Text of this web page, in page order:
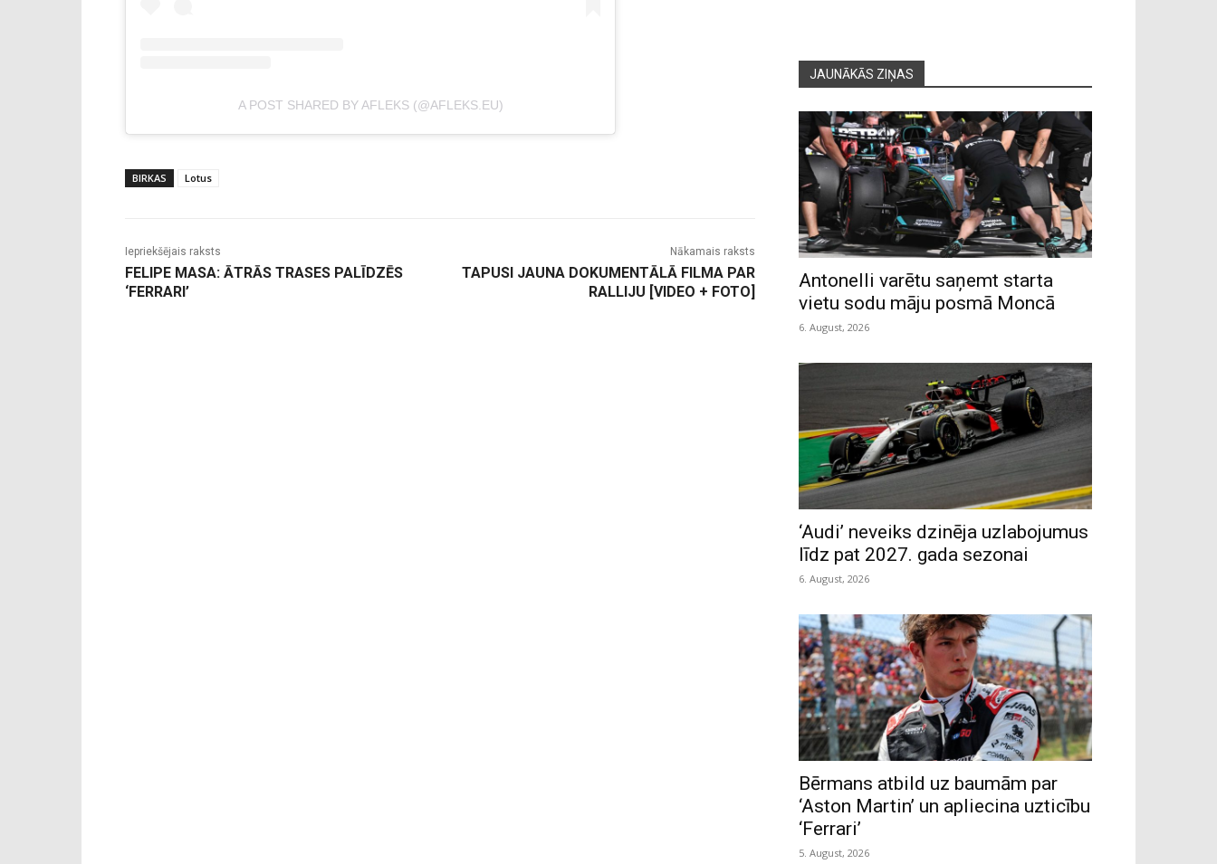
A POST SHARED BY AFLEKS (@AFLEKS.EU)
BIRKAS Lotus
Iepriekšējais raksts
FELIPE MASA: ĀTRĀS TRASES PALĪDZĒS
‘FERRARI’
Nākamais raksts
TAPUSI JAUNA DOKUMENTĀLĀ FILMA PAR
RALLIJU [VIDEO + FOTO]
JAUNĀKĀS ZIŅAS
Antonelli varētu saņemt starta
vietu sodu māju posmā Moncā
6. August, 2026
‘Audi’ neveiks dzinēja uzlabojumus
līdz pat 2027. gada sezonai
6. August, 2026
Bērmans atbild uz baumām par
‘Aston Martin’ un apliecina uzticību
‘Ferrari’
5. August, 2026